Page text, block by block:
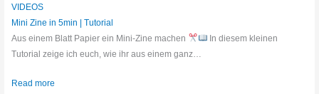
VIDEOS
Mini Zine in 5min | Tutorial
Aus einem Blatt Papier ein Mini-Zine machen
In diesem kleinen
Tutorial zeige ich euch, wie ihr aus einem ganz…
Read more